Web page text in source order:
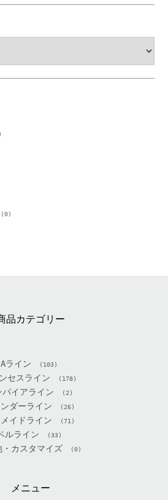
(0)
品カテゴリー
Aライン (103)
セスライン (178)
パイアライン (2)
ダーライン (26)
イドライン (71)
ルライン (33)
・カスタマイズ (0)
メニュー